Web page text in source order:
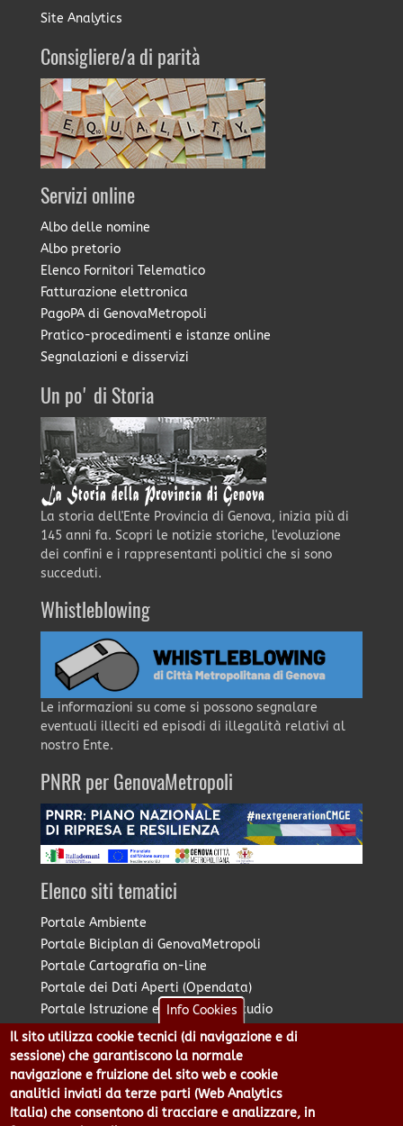
Site Analytics
Consigliere/a di parità
Servizi online
Albo delle nomine
Albo pretorio
Elenco Fornitori Telematico
Fatturazione elettronica
PagoPA di GenovaMetropoli
Pratico-procedimenti e istanze online
Segnalazioni e disservizi
Un po' di Storia
La storia dell'Ente Provincia di Genova, inizia più di
145 anni fa. Scopri le notizie storiche, l'evoluzione
dei confini e i rappresentanti politici che si sono
succeduti.
Whistleblowing
Le informazioni su come si possono segnalare
eventuali illeciti ed episodi di illegalità relativi al
nostro Ente.
PNRR per GenovaMetropoli
Elenco siti tematici
Portale Ambiente
Portale Biciplan di GenovaMetropoli
Portale Cartografia on-line
Portale dei Dati Aperti (Opendata)
Portale Istruzione e Diritto allo Studio
Portale Marketing Territoriale
Portale Piano Strategico Metropolitano
Portale PUMS di GenovaMetropoli
Portale Stazione Unica Appaltante
Pratico: procedimenti e istanze online
Info Cookies
Il sito utilizza cookie tecnici (di navigazione e di
sessione) che garantiscono la normale
navigazione e fruizione del sito web e cookie
analitici inviati da terze parti (Web Analytics
Italia) che consentono di tracciare e analizzare, in